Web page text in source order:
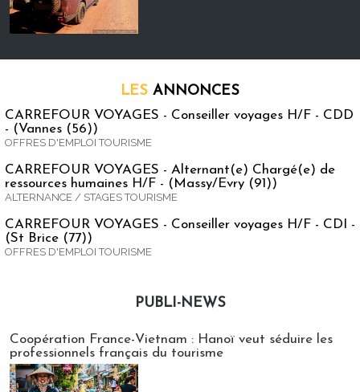
LES ANNONCES
CARREFOUR VOYAGES - Conseiller voyages H/F - CDD
- (Vannes (56))
OFFRES D'EMPLOI TOURISME
CARREFOUR VOYAGES - Alternant(e) Chargé(e) de
ressources humaines H/F - (Massy/Evry (91))
ALTERNANCE / STAGES TOURISME
CARREFOUR VOYAGES - Conseiller voyages H/F - CDI -
(St Brice (77))
OFFRES D'EMPLOI TOURISME
PUBLI-NEWS
Coopération France-Vietnam : Hanoï veut séduire les
professionnels français du tourisme